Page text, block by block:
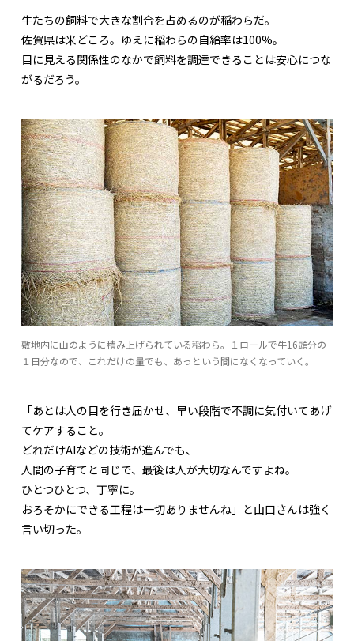
牛たちの飼料で大きな割合を占めるのが稲わらだ。
佐賀県は米どころ。ゆえに稲わらの自給率は100%。
目に見える関係性のなかで飼料を調達できることは安心につな
がるだろう。
敷地内に山のように積み上げられている稲わら。１ロールで牛16頭分の
１日分なので、これだけの量でも、あっという間になくなっていく。
「あとは人の目を行き届かせ、早い段階で不調に気付いてあげ
てケアすること。
どれだけAIなどの技術が進んでも、
人間の子育てと同じで、最後は人が大切なんですよね。
ひとつひとつ、丁寧に。
おろそかにできる工程は一切ありませんね」と山口さんは強く
言い切った。